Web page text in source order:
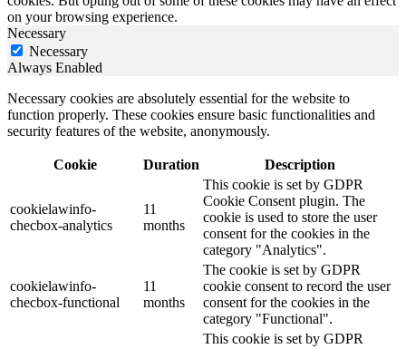
on your browsing experience.
Necessary
Necessary
Always Enabled
Necessary cookies are absolutely essential for the website to
function properly. These cookies ensure basic functionalities and
security features of the website, anonymously.
Cookie Duration Description
cookielawinfo-
checbox-analytics
11
months
This cookie is set by GDPR
Cookie Consent plugin. The
cookie is used to store the user
consent for the cookies in the
category "Analytics".
cookielawinfo-
checbox-functional
11
months
The cookie is set by GDPR
cookie consent to record the user
consent for the cookies in the
category "Functional".
This cookie is set by GDPR